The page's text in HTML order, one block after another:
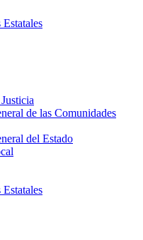
de las Comunidades
del Estado